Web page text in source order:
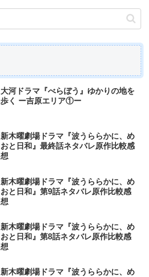
大河ドラマ『べらぼう』ゆかりの地を
歩く ー吉原エリア①ー
新木曜劇場ドラマ『波うららかに、め
おと日和』最終話ネタバレ原作比較感
想
新木曜劇場ドラマ『波うららかに、め
おと日和』第9話ネタバレ原作比較感
想
新木曜劇場ドラマ『波うららかに、め
おと日和』第8話ネタバレ原作比較感
想
新木曜劇場ドラマ『波うららかに、め